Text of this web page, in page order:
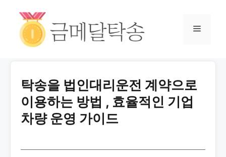
탁송을 법인대리운전 계약으로
이용하는 방법 , 효율적인 기업
차량 운영 가이드